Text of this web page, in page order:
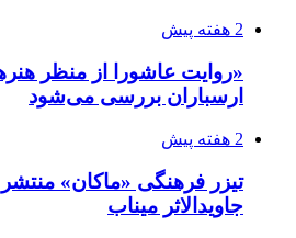
2 هفته پیش
«روایت عاشورا از منظر
ارسباران بررسی می‌شود
2 هفته پیش
تیزر فرهنگی «ماکان» منتشر
جاویدالاثر میناب